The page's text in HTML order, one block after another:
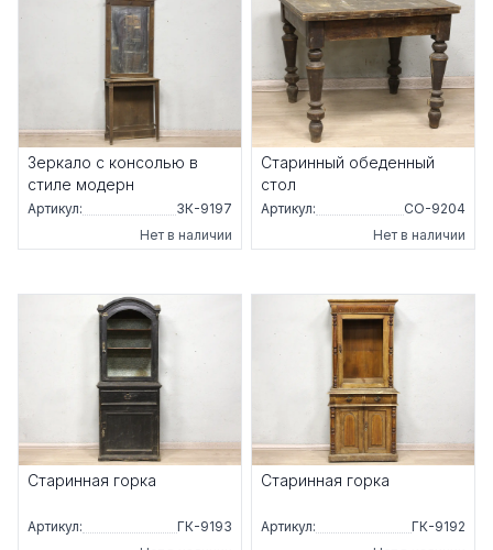
Зеркало с консолью в
стиле модерн
Артикул:
ЗК-9197
Нет в наличии
Старинный обеденный
стол
Артикул:
СО-9204
Нет в наличии
Старинная горка
Артикул:
ГК-9193
Старинная горка
Артикул:
ГК-9192